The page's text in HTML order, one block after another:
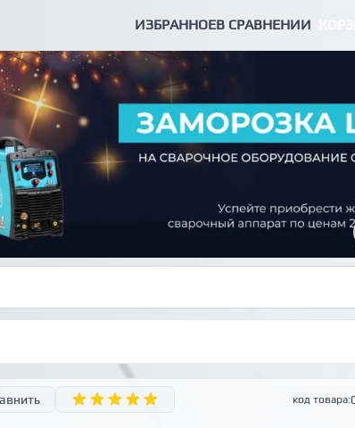
ИЗБРАННОЕВ СРАВНЕНИИ
код товара: